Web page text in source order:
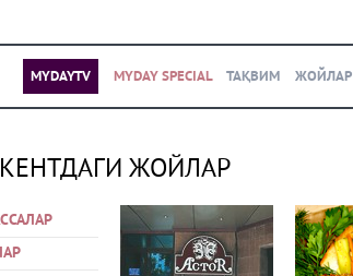
MYDAYTV MYDAY SPECIAL ТАҚВИМ ЖОЙЛАР
ЖОЙЛАР